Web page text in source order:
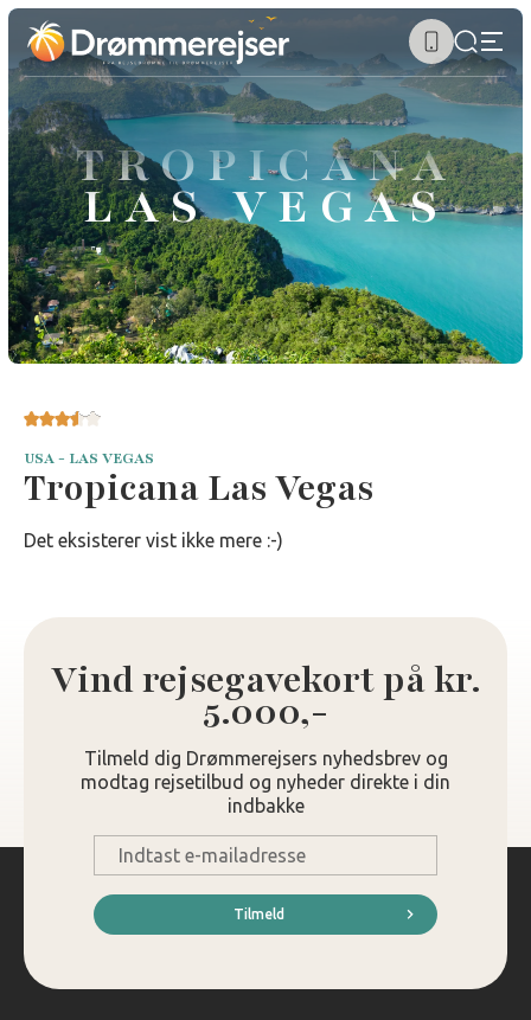
TROPICANA
LAS VEGAS
USA - LAS VEGAS
Tropicana Las Vegas
Det eksisterer vist ikke mere :-)
Vind rejsegavekort på kr.
5.000,-
Tilmeld dig Drømmerejsers nyhedsbrev og
modtag rejsetilbud og nyheder direkte i din
indbakke
mail
*
Tilmeld